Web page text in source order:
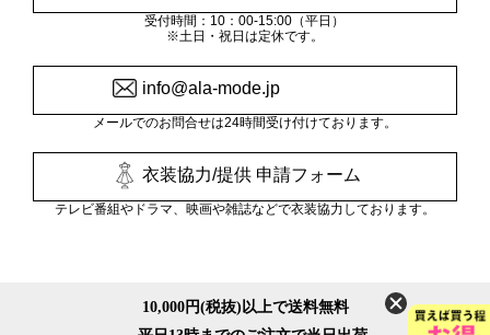
受付時間：10：00-15:00（平日）
※土日・祝日は定休です。
info@ala-mode.jp
メールでのお問合せは24時間受け付けております。
衣装協力/提供 申請フォーム
テレビ番組やドラマ、映画や雑誌などで衣装協力しております。
10,000円(税抜)以上で送料無料